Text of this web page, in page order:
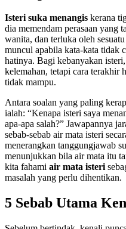
Isteri suka menangis kerana
dia memendam perasaan yang
wanita, dan terluka oleh
muncul apabila kata-kata tidak
hatinya. Bagi kebanyakan
kelemahan, tetapi cara terakhir
tidak mampu.
Antara soalan yang paling
ialah: “Kenapa isteri saya
apa-apa salah?” Jawapannya
sebab-sebab air mata isteri
menerangkan tanggungjawab
menunjukkan bila air mata itu
kita fahami air mata isteri
masalah yang perlu dihentikan.
5 Sebab Utama